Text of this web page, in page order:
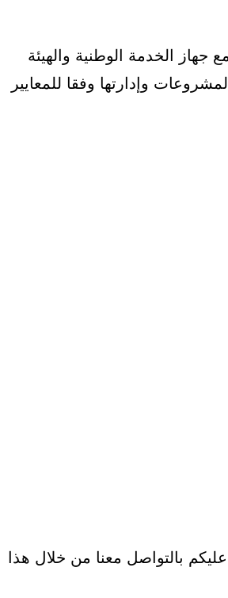
الخدمة الوطنية والهيئة
وإدارتها وفقا للمعايير
بالتواصل معنا من خلال هذا